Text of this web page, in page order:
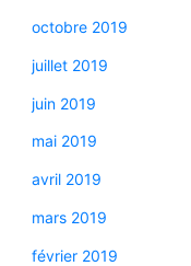
octobre 2019
juillet 2019
juin 2019
mai 2019
avril 2019
mars 2019
février 2019